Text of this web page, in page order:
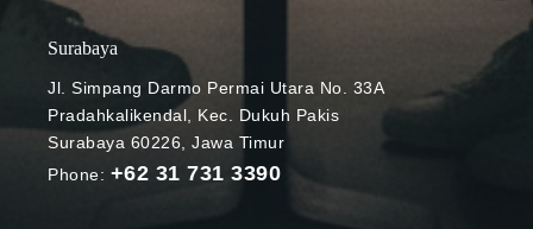
Surabaya
Jl. Simpang Darmo Permai Utara No. 33A
Pradahkalikendal, Kec. Dukuh Pakis
Surabaya 60226, Jawa Timur
Phone: +62 31 731 3390